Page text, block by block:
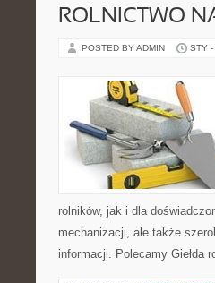
ROLNICTWO
POSTED BY ADMIN STY
rolników, jak i dla
mechanizacji, ale także
informacji. Polecamy Giełda